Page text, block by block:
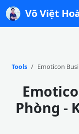
Võ Việt
Tools Emoticon
Phòng -